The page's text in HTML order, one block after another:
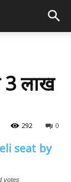
3 लाख
0
292
votes